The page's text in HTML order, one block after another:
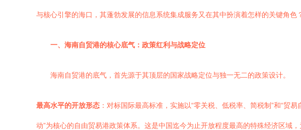
与核心引擎的海口，其蓬勃发展的信息系统集成服务又在其中扮演着怎样的关键角色
一、海南自贸港的核心底气：政策红利与战略定位
海南自贸港的底气，首先源于其顶层的国家战略定位与独一无二的政策设计。
最高水平的开放形态 ：对标国际最高标准，实施以“零关税、低税率、简税制”和“贸
动”为核心的自由贸易港政策体系。这是中国迄今为止开放程度最高的特殊经济区域